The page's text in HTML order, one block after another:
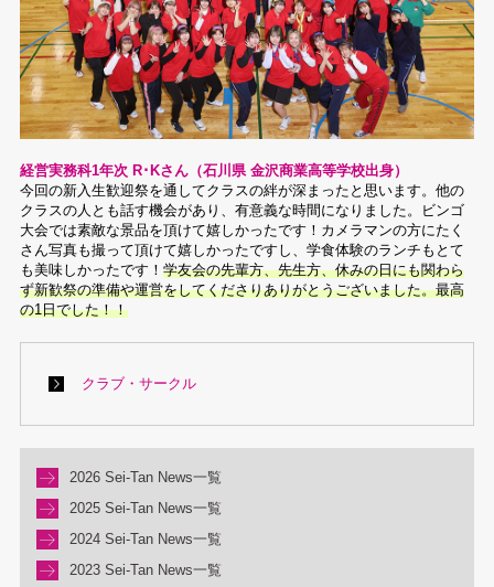
経営実務科1年次 R･Kさん（石川県 金沢商業高等学校出身）
今回の新入生歓迎祭を通してクラスの絆が深まったと思います。他の
クラスの人とも話す機会があり、有意義な時間になりました。ビンゴ
大会では素敵な景品を頂けて嬉しかったです！カメラマンの方にたく
さん写真も撮って頂けて嬉しかったですし、学食体験のランチもとて
も美味しかったです！ 学友会の先輩方、先生方、休みの日にも関わら
ず新歓祭の準備や運営をしてくださりありがとうございました。最高
の1日でした！！
クラブ・サークル
2026 Sei-Tan News一覧
2025 Sei-Tan News一覧
2024 Sei-Tan News一覧
2023 Sei-Tan News一覧